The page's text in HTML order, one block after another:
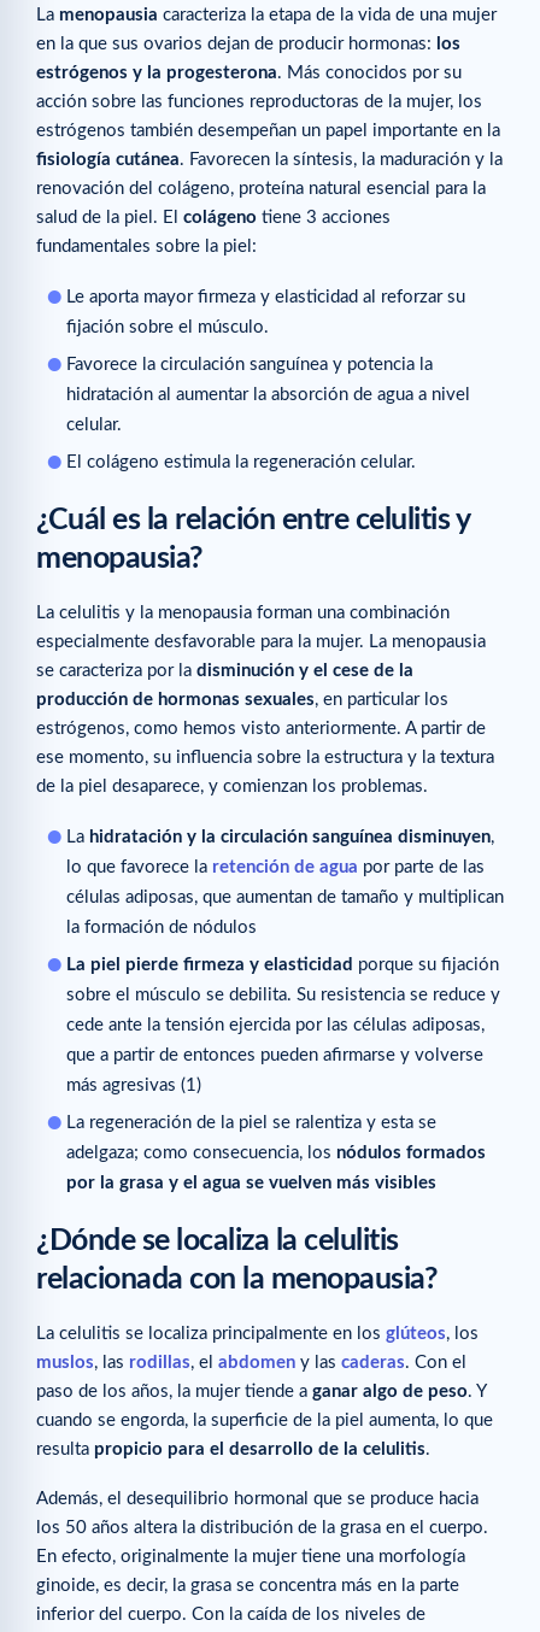
La menopausia caracteriza la etapa de la vida de una mujer
en la que sus ovarios dejan de producir hormonas: los
estrógenos y la progesterona. Más conocidos por su
acción sobre las funciones reproductoras de la mujer, los
estrógenos también desempeñan un papel importante en la
fisiología cutánea. Favorecen la síntesis, la maduración y la
renovación del colágeno, proteína natural esencial para la
salud de la piel. El colágeno tiene 3 acciones
fundamentales sobre la piel:
Le aporta mayor firmeza y elasticidad al reforzar su
fijación sobre el músculo.
Favorece la circulación sanguínea y potencia la
hidratación al aumentar la absorción de agua a nivel
celular.
El colágeno estimula la regeneración celular.
¿Cuál es la relación entre celulitis y
menopausia?
La celulitis y la menopausia forman una combinación
especialmente desfavorable para la mujer. La menopausia
se caracteriza por la disminución y el cese de la
producción de hormonas sexuales, en particular los
estrógenos, como hemos visto anteriormente. A partir de
ese momento, su influencia sobre la estructura y la textura
de la piel desaparece, y comienzan los problemas.
La hidratación y la circulación sanguínea disminuyen,
lo que favorece la retención de agua por parte de las
células adiposas, que aumentan de tamaño y multiplican
la formación de nódulos
La piel pierde firmeza y elasticidad porque su fijación
sobre el músculo se debilita. Su resistencia se reduce y
cede ante la tensión ejercida por las células adiposas,
que a partir de entonces pueden afirmarse y volverse
más agresivas (1)
La regeneración de la piel se ralentiza y esta se
adelgaza; como consecuencia, los nódulos formados
por la grasa y el agua se vuelven más visibles
¿Dónde se localiza la celulitis
relacionada con la menopausia?
La celulitis se localiza principalmente en los glúteos, los
muslos, las rodillas, el abdomen y las caderas. Con el
paso de los años, la mujer tiende a ganar algo de peso. Y
cuando se engorda, la superficie de la piel aumenta, lo que
resulta propicio para el desarrollo de la celulitis.
Además, el desequilibrio hormonal que se produce hacia
los 50 años altera la distribución de la grasa en el cuerpo.
En efecto, originalmente la mujer tiene una morfología
ginoide, es decir, la grasa se concentra más en la parte
inferior del cuerpo. Con la caída de los niveles de